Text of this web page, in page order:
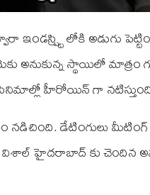
ఇండస్ష్ట్రి లోకి అడుగు
స్థాయిలో మాత్రం
సినిమాల్లో హీరోయిన్ గా
నడిచింది. డేటింగులు
విశాల్ హైదరాబాద్ కు